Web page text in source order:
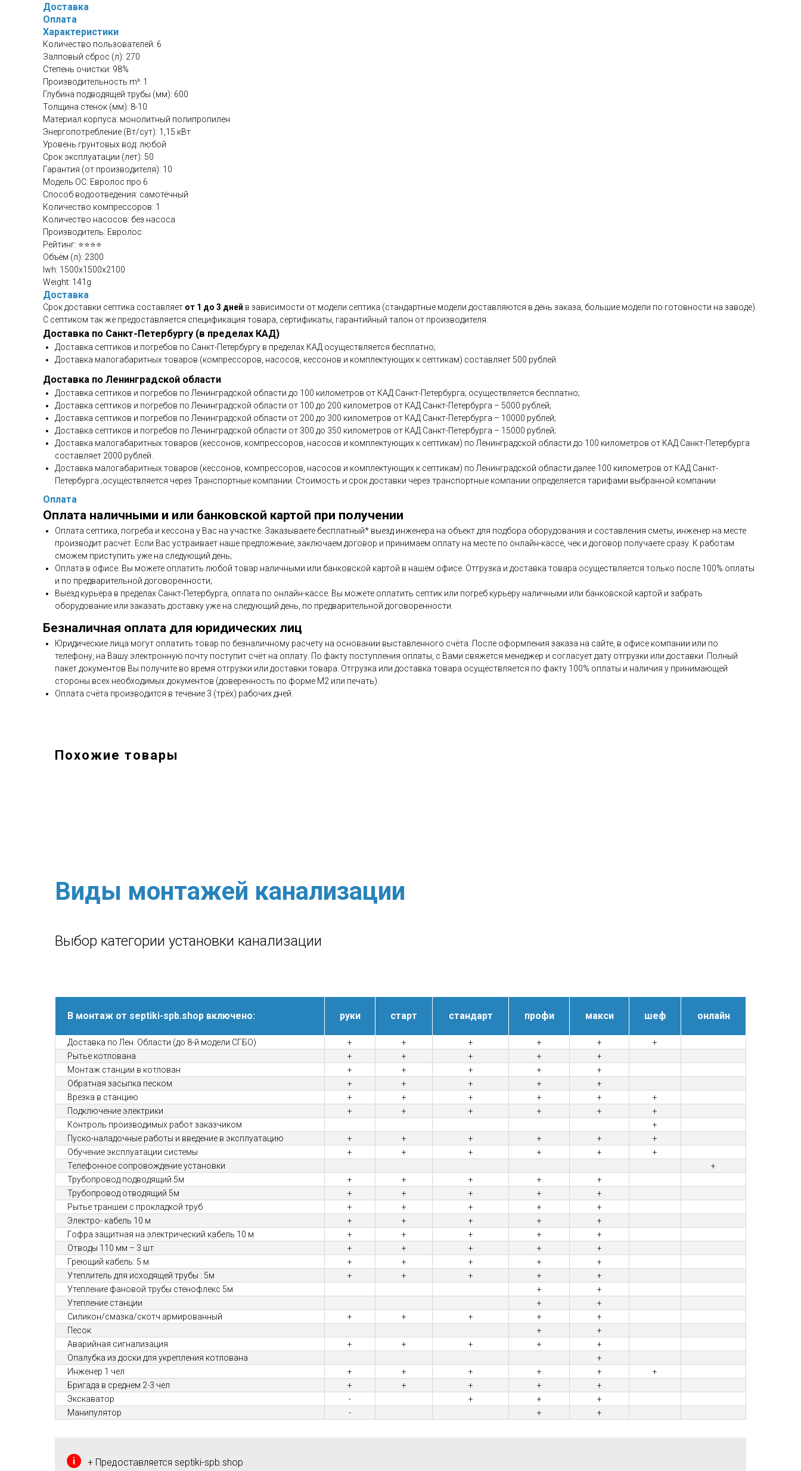
Доставка
Оплата
Характеристики
Количество пользователей: 6
Залповый сброс (л): 270
Степень очистки: 98%
Производительность m³: 1
Глубина подводящей трубы (мм): 600
Толщина стенок (мм): 8-10
Материал корпуса: монолитный полипропилен
Энергопотребление (Вт/сут): 1,15 кВт
Уровень грунтовых вод: любой
Срок эксплуатации (лет): 50
Гарантия (от производителя): 10
Модель ОС: Евролос про 6
Способ водоотведения: самотёчный
Количество компрессоров: 1
Количество насосов: без насоса
Производитель: Евролос
Рейтинг: ⭐⭐⭐⭐
Объём (л): 2300
lwh: 1500x1500x2100
Weight: 141g
Доставка
Срок доставки септика составляет от 1 до 3 дней в зависимости от модели септика (стандартные модели доставляются в день заказа, большие модели по готовности на заводе).
С септиком так же предоставляется спецификация товара, сертификаты, гарантийный талон от производителя.
Доставка по Санкт-Петербургу (в пределах КАД)
Доставка септиков и погребов по Санкт-Петербургу в пределах КАД осуществляется бесплатно;
Доставка малогабаритных товаров (компрессоров, насосов, кессонов и комплектующих к септикам) составляет 500 рублей.
Доставка по Ленинградской области
Доставка септиков и погребов по Ленинградской области до 100 километров от КАД Санкт-Петербурга; осуществляется бесплатно;
Доставка септиков и погребов по Ленинградской области от 100 до 200 километров от КАД Санкт-Петербурга – 5000 рублей;
Доставка септиков и погребов по Ленинградской области от 200 до 300 километров от КАД Санкт-Петербурга – 10000 рублей;
Доставка септиков и погребов по Ленинградской области от 300 до 350 километров от КАД Санкт-Петербурга – 15000 рублей;
Доставка малогабаритных товаров (кессонов, компрессоров, насосов и комплектующих к септикам) по Ленинградской области до 100 километров от КАД Санкт-Петербурга
составляет 2000 рублей.
Доставка малогабаритных товаров (кессонов, компрессоров, насосов и комплектующих к септикам) по Ленинградской области далее 100 километров от КАД Санкт-
Петербурга ;осуществляется через Транспортные компании. Стоимость и срок доставки через транспортные компании определяется тарифами выбранной компании
Оплата
Оплата наличными и или банковской картой при получении
Оплата септика, погреба и кессона у Вас на участке. Заказываете бесплатный* выезд инженера на объект для подбора оборудования и составления сметы, инженер на месте
производит расчёт. Если Вас устраивает наше предложение, заключаем договор и принимаем оплату на месте по онлайн-кассе, чек и договор получаете сразу. К работам
сможем приступить уже на следующий день;
Оплата в офисе. Вы можете оплатить любой товар наличными или банковской картой в нашем офисе. Отгрузка и доставка товара осуществляется только после 100% оплаты
и по предварительной договоренности;
Выезд курьера в пределах Санкт-Петербурга, оплата по онлайн-кассе. Вы можете оплатить септик или погреб курьеру наличными или банковской картой и забрать
оборудование или заказать доставку уже на следующий день, по предварительной договоренности.
Безналичная оплата для юридических лиц
Юридические лица могут оплатить товар по безналичному расчету на основании выставленного счёта. После оформления заказа на сайте, в офисе компании или по
телефону, на Вашу электронную почту поступит счёт на оплату. По факту поступления оплаты, с Вами свяжется менеджер и согласует дату отгрузки или доставки. Полный
пакет документов Вы получите во время отгрузки или доставки товара. Отгрузка или доставка товара осуществляется по факту 100% оплаты и наличия у принимающей
стороны всех необходимых документов (доверенность по форме М2 или печать).
Оплата счёта производится в течение 3 (трёх) рабочих дней.
Похожие товары
Виды монтажей канализации
Выбор категории установки канализации
В монтаж от septiki-spb.shop включено: руки старт стандарт профи макси шеф онлайн
Доставка по Лен. Области (до 8-й модели СГБО) + + + + +
+
Рытье котлована
+ + + +
+
Монтаж станции в котлован
+ + + +
+
Обратная засыпка песком
+ + + +
+
Врезка в станцию
+ + + + +
+
Подключение электрики
+ + + + +
+
Контроль производимых работ заказчиком
+
Пуско-наладочные работы и введение в эксплуатацию
+ + + + +
+
Обучение эксплуатации системы
+ + + + +
+
Телефонное сопровождение установки
+
Трубопровод подводящий 5м
+ + + +
+
Трубопровод отводящий 5м
+ + + +
+
Рытье траншеи с прокладкой труб
+ + + +
+
Электро- кабель 10 м
+ + + +
+
Гофра защитная на электрический кабель 10 м
+ + + +
+
Отводы 110 мм – 3 шт
+ + + +
+
Греющий кабель: 5 м
+ + + +
+
Утеплитель для исходящей трубы : 5м
+ + + +
+
Утепление фановой трубы стенофлекс 5м
+
+
Утепление станции
+
+
Силикон/смазка/скотч армированный
+ + + +
+
Песок
+
+
Аварийная сигнализация
+ + + +
+
Опалубка из доски для укрепления котлована
+
Инженер 1 чел
+ + + + +
+
Бригада в среднем 2-3 чел
+ + + +
+
Экскаватор
- + +
+
Манипулятор
- + +
+ Предоставляется septiki-spb.shop